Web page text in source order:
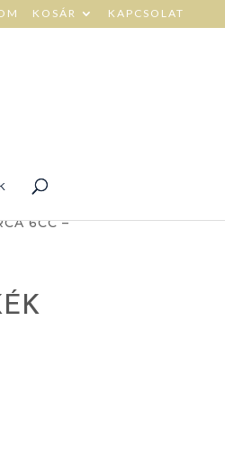
KOSÁR KAPCSOLAT
6CC –